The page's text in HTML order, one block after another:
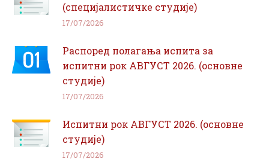
(специјалистичке студије)
17/07/2026
Распоред полагања испита за
испитни рок АВГУСТ 2026. (основне
студије)
17/07/2026
Испитни рок АВГУСТ 2026. (основне
студије)
17/07/2026